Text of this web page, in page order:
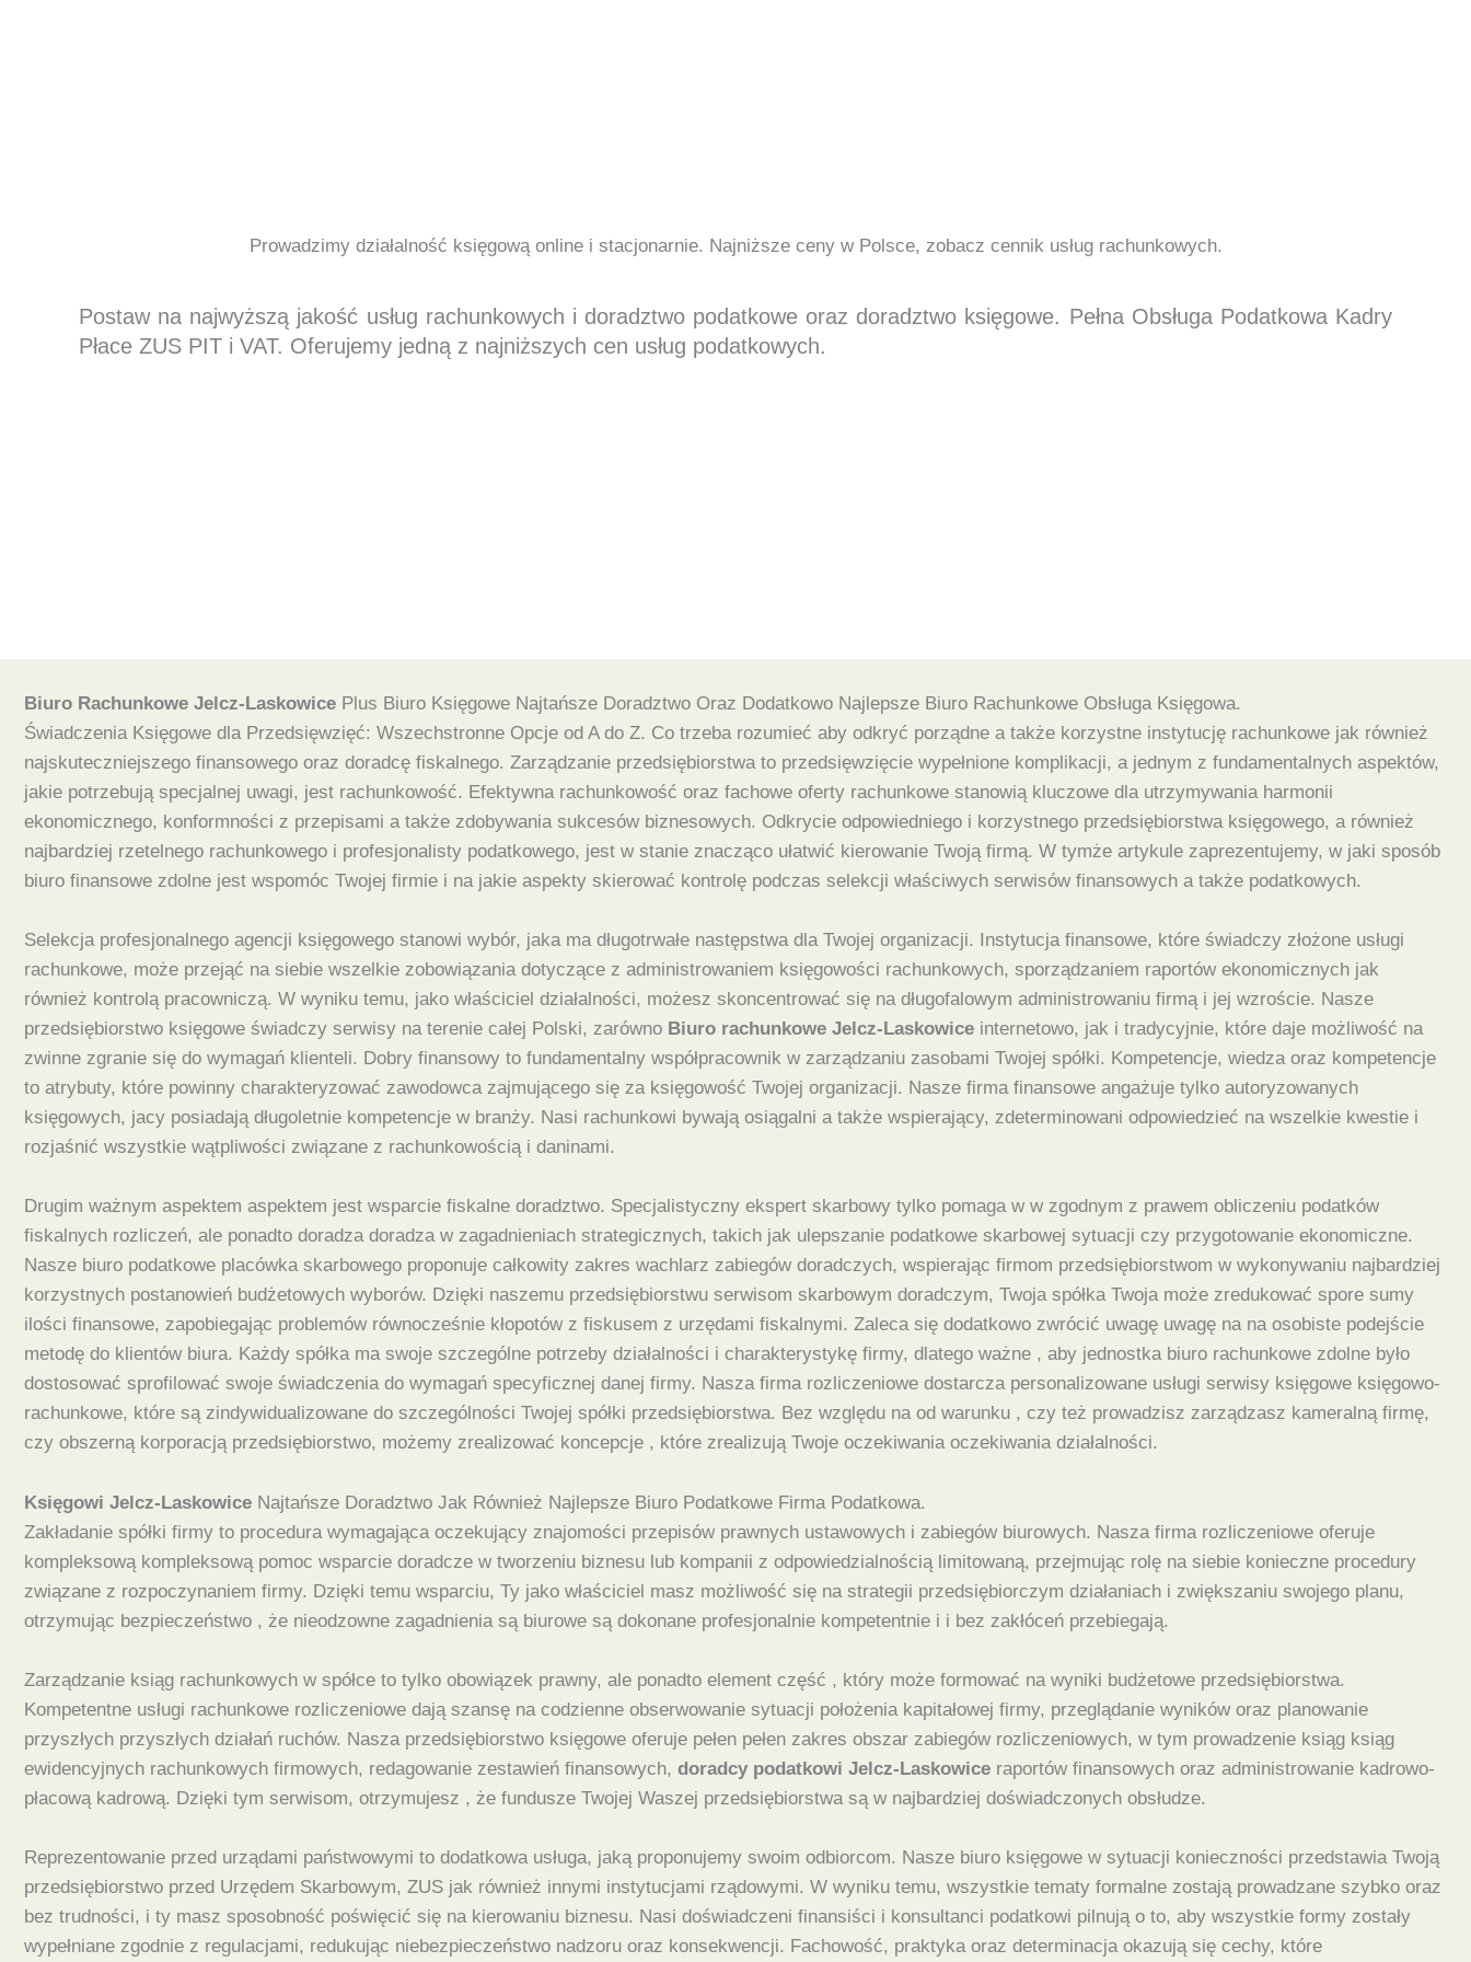
Prowadzimy działalność księgową online i stacjonarnie. Najniższe ceny w Polsce, zobacz cennik usług rachunkowych.
Postaw na najwyższą jakość usług rachunkowych i doradztwo podatkowe oraz doradztwo księgowe. Pełna Obsługa Podatkowa Kadry
Płace ZUS PIT i VAT. Oferujemy jedną z najniższych cen usług podatkowych.
Biuro Rachunkowe Jelcz-Laskowice Plus Biuro Księgowe Najtańsze Doradztwo Oraz Dodatkowo Najlepsze Biuro Rachunkowe Obsługa Księgowa.
Świadczenia Księgowe dla Przedsięwzięć: Wszechstronne Opcje od A do Z. Co trzeba rozumieć aby odkryć porządne a także korzystne instytucję rachunkowe jak również
najskuteczniejszego finansowego oraz doradcę fiskalnego. Zarządzanie przedsiębiorstwa to przedsięwzięcie wypełnione komplikacji, a jednym z fundamentalnych aspektów,
jakie potrzebują specjalnej uwagi, jest rachunkowość. Efektywna rachunkowość oraz fachowe oferty rachunkowe stanowią kluczowe dla utrzymywania harmonii
ekonomicznego, konformności z przepisami a także zdobywania sukcesów biznesowych. Odkrycie odpowiedniego i korzystnego przedsiębiorstwa księgowego, a również
najbardziej rzetelnego rachunkowego i profesjonalisty podatkowego, jest w stanie znacząco ułatwić kierowanie Twoją firmą. W tymże artykule zaprezentujemy, w jaki sposób
biuro finansowe zdolne jest wspomóc Twojej firmie i na jakie aspekty skierować kontrolę podczas selekcji właściwych serwisów finansowych a także podatkowych.
Selekcja profesjonalnego agencji księgowego stanowi wybór, jaka ma długotrwałe następstwa dla Twojej organizacji. Instytucja finansowe, które świadczy złożone usługi
rachunkowe, może przejąć na siebie wszelkie zobowiązania dotyczące z administrowaniem księgowości rachunkowych, sporządzaniem raportów ekonomicznych jak
również kontrolą pracowniczą. W wyniku temu, jako właściciel działalności, możesz skoncentrować się na długofalowym administrowaniu firmą i jej wzroście. Nasze
przedsiębiorstwo księgowe świadczy serwisy na terenie całej Polski, zarówno Biuro rachunkowe Jelcz-Laskowice internetowo, jak i tradycyjnie, które daje możliwość na
zwinne zgranie się do wymagań klienteli. Dobry finansowy to fundamentalny współpracownik w zarządzaniu zasobami Twojej spółki. Kompetencje, wiedza oraz kompetencje
to atrybuty, które powinny charakteryzować zawodowca zajmującego się za księgowość Twojej organizacji. Nasze firma finansowe angażuje tylko autoryzowanych
księgowych, jacy posiadają długoletnie kompetencje w branży. Nasi rachunkowi bywają osiągalni a także wspierający, zdeterminowani odpowiedzieć na wszelkie kwestie i
rozjaśnić wszystkie wątpliwości związane z rachunkowością i daninami.
Drugim ważnym aspektem aspektem jest wsparcie fiskalne doradztwo. Specjalistyczny ekspert skarbowy tylko pomaga w w zgodnym z prawem obliczeniu podatków
fiskalnych rozliczeń, ale ponadto doradza doradza w zagadnieniach strategicznych, takich jak ulepszanie podatkowe skarbowej sytuacji czy przygotowanie ekonomiczne.
Nasze biuro podatkowe placówka skarbowego proponuje całkowity zakres wachlarz zabiegów doradczych, wspierając firmom przedsiębiorstwom w wykonywaniu najbardziej
korzystnych postanowień budżetowych wyborów. Dzięki naszemu przedsiębiorstwu serwisom skarbowym doradczym, Twoja spółka Twoja może zredukować spore sumy
ilości finansowe, zapobiegając problemów równocześnie kłopotów z fiskusem z urzędami fiskalnymi. Zaleca się dodatkowo zwrócić uwagę uwagę na na osobiste podejście
metodę do klientów biura. Każdy spółka ma swoje szczególne potrzeby działalności i charakterystykę firmy, dlatego ważne , aby jednostka biuro rachunkowe zdolne było
dostosować sprofilować swoje świadczenia do wymagań specyficznej danej firmy. Nasza firma rozliczeniowe dostarcza personalizowane usługi serwisy księgowe księgowo-
rachunkowe, które są zindywidualizowane do szczególności Twojej spółki przedsiębiorstwa. Bez względu na od warunku , czy też prowadzisz zarządzasz kameralną firmę,
czy obszerną korporacją przedsiębiorstwo, możemy zrealizować koncepcje , które zrealizują Twoje oczekiwania oczekiwania działalności.
Księgowi Jelcz-Laskowice Najtańsze Doradztwo Jak Również Najlepsze Biuro Podatkowe Firma Podatkowa.
Zakładanie spółki firmy to procedura wymagająca oczekujący znajomości przepisów prawnych ustawowych i zabiegów biurowych. Nasza firma rozliczeniowe oferuje
kompleksową kompleksową pomoc wsparcie doradcze w tworzeniu biznesu lub kompanii z odpowiedzialnością limitowaną, przejmując rolę na siebie konieczne procedury
związane z rozpoczynaniem firmy. Dzięki temu wsparciu, Ty jako właściciel masz możliwość się na strategii przedsiębiorczym działaniach i zwiększaniu swojego planu,
otrzymując bezpieczeństwo , że nieodzowne zagadnienia są biurowe są dokonane profesjonalnie kompetentnie i i bez zakłóceń przebiegają.
Zarządzanie ksiąg rachunkowych w spółce to tylko obowiązek prawny, ale ponadto element część , który może formować na wyniki budżetowe przedsiębiorstwa.
Kompetentne usługi rachunkowe rozliczeniowe dają szansę na codzienne obserwowanie sytuacji położenia kapitałowej firmy, przeglądanie wyników oraz planowanie
przyszłych przyszłych działań ruchów. Nasza przedsiębiorstwo księgowe oferuje pełen pełen zakres obszar zabiegów rozliczeniowych, w tym prowadzenie ksiąg ksiąg
ewidencyjnych rachunkowych firmowych, redagowanie zestawień finansowych, doradcy podatkowi Jelcz-Laskowice raportów finansowych oraz administrowanie kadrowo-
płacową kadrową. Dzięki tym serwisom, otrzymujesz , że fundusze Twojej Waszej przedsiębiorstwa są w najbardziej doświadczonych obsłudze.
Reprezentowanie przed urządami państwowymi to dodatkowa usługa, jaką proponujemy swoim odbiorcom. Nasze biuro księgowe w sytuacji konieczności przedstawia Twoją
przedsiębiorstwo przed Urzędem Skarbowym, ZUS jak również innymi instytucjami rządowymi. W wyniku temu, wszystkie tematy formalne zostają prowadzane szybko oraz
bez trudności, i ty masz sposobność poświęcić się na kierowaniu biznesu. Nasi doświadczeni finansiści i konsultanci podatkowi pilnują o to, aby wszystkie formy zostały
wypełniane zgodnie z regulacjami, redukując niebezpieczeństwo nadzoru oraz konsekwencji. Fachowość, praktyka oraz determinacja okazują się cechy, które